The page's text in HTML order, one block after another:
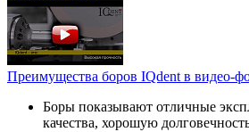
Преимущества боров IQdent в видео-
Боры показывают отличные
качества, хорошую